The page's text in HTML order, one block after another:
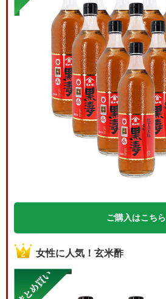
ご購入はこちら
女性に人気！玄米酢